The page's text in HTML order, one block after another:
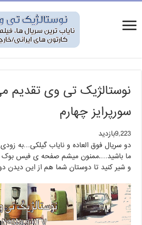
نوستالژیک تی وی تقدیم
سورپرایز چهارم
9,223بازدید
دو سریال فوق العاده و نایاب گیلکی…به
ما باشید….ممنون میشم صفحه ی فیس بوک
و شیر کنید تا دوستان شما هم از این دیدن